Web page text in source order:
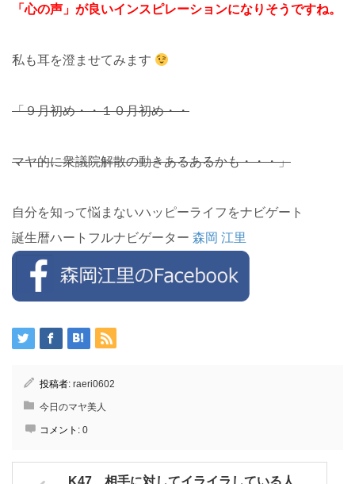
「心の声」が良いインスピレーションになりそうですね。
私も耳を澄ませてみます
「９月初め・・１０月初め・・
マヤ的に衆議院解散の動きあるあるかも・・・」
自分を知って悩まないハッピーライフをナビゲート
誕生暦ハートフルナビゲーター 森岡 江里
投稿者: raeri0602
今日のマヤ美人
コメント: 0
K47 相手に対してイライラしている人